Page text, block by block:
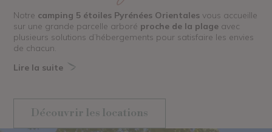
Notre camping 5 étoiles Pyrénées Orientales vous accueille
sur une grande parcelle arboré proche de la plage avec
plusieurs solutions d’hébergements pour satisfaire les envies
de chacun.
Lire la suite
Découvrir les locations